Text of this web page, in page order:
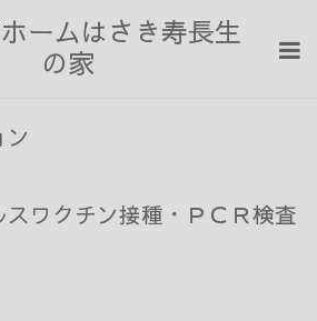
ームはさき寿長生
の家
ン
ワクチン接種・ＰＣＲ検査